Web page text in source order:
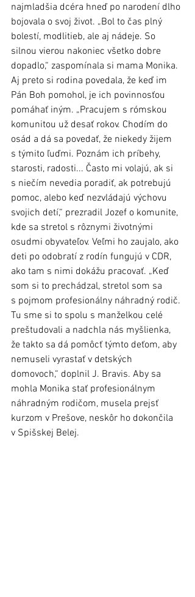
najmladšia dcéra hneď po narodení dlho
bojovala o svoj život. „Bol to čas plný
bolestí, modlitieb, ale aj nádeje. So
silnou vierou nakoniec všetko dobre
dopadlo,“ zaspomínala si mama Monika.
Aj preto si rodina povedala, že keď im
Pán Boh pomohol, je ich povinnosťou
pomáhať iným. „Pracujem s rómskou
komunitou už desať rokov. Chodím do
osád a dá sa povedať, že niekedy žijem
s týmito ľuďmi. Poznám ich príbehy,
starosti, radosti... Často mi volajú, ak si
s niečím nevedia poradiť, ak potrebujú
pomoc, alebo keď nezvládajú výchovu
svojich detí,“ prezradil Jozef o komunite,
kde sa stretol s rôznymi životnými
osudmi obyvateľov. Veľmi ho zaujalo, ako
deti po odobratí z rodín fungujú v CDR,
ako tam s nimi dokážu pracovať. „Keď
som si to prechádzal, stretol som sa
s pojmom profesionálny náhradný rodič.
Tu sme si to spolu s manželkou celé
preštudovali a nadchla nás myšlienka,
že takto sa dá pomôcť týmto deťom, aby
nemuseli vyrastať v detských
domovoch,“ doplnil J. Bravis. Aby sa
mohla Monika stať profesionálnym
náhradným rodičom, musela prejsť
kurzom v Prešove, neskôr ho dokončila
v Spišskej Belej.